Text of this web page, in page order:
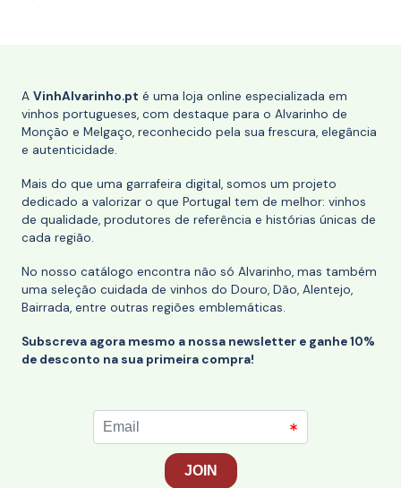
A VinhAlvarinho.pt é uma loja online especializada em
vinhos portugueses, com destaque para o Alvarinho de
Monção e Melgaço, reconhecido pela sua frescura, elegância
e autenticidade.
Mais do que uma garrafeira digital, somos um projeto
dedicado a valorizar o que Portugal tem de melhor: vinhos
de qualidade, produtores de referência e histórias únicas de
cada região.
No nosso catálogo encontra não só Alvarinho, mas também
uma seleção cuidada de vinhos do Douro, Dão, Alentejo,
Bairrada, entre outras regiões emblemáticas.
Subscreva agora mesmo a nossa newsletter e ganhe 10%
de desconto na sua primeira compra!